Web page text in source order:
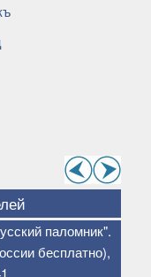
паломник".
бесплатно),